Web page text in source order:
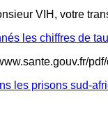
VIH, votre
les chiffres de
les prisons sud-